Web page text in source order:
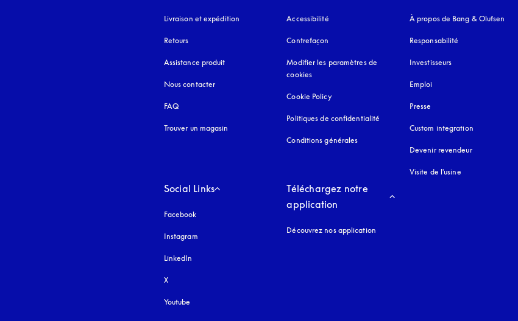
Livraison et expédition
Retours
Assistance produit
Nous contacter
FAQ
Trouver un magasin
Accessibilité s’ouvre dans un nouvel onglet
Contrefaçon s’ouvre dans un nouvel onglet
Modifier les paramètres de
cookies
Cookie Policys’ouvre dans un nouvel onglet
Politiques de confidentialité
Conditions générales
À propos de Bang & Olufsen
Responsabilité
Investisseurs
Emploi
Presse
Custom integration
Devenir revendeur
Visite de l'usine
Social Links
Facebook
Instagram s’ouvre dans un nouvel onglet
LinkedIn
X
Youtube
Téléchargez notre
application
Découvrez nos application